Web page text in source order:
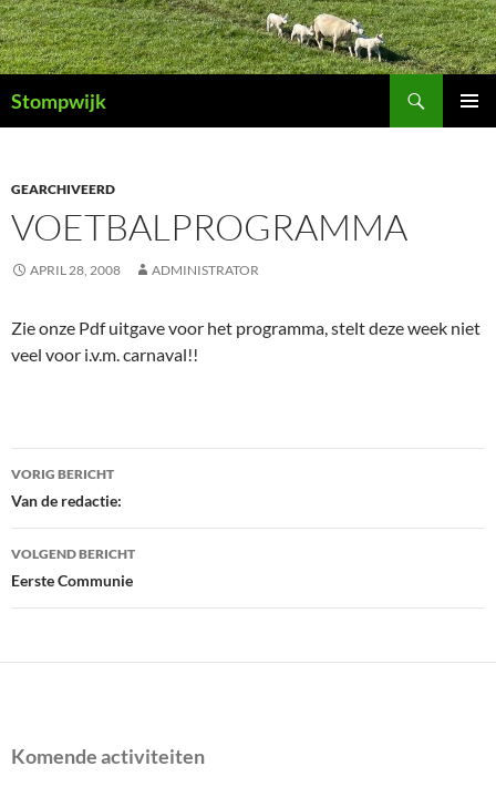
Ga
naar
de
inhoud
Stompwijk
GEARCHIVEERD
VOETBALPROGRAMMA
APRIL 28, 2008 ADMINISTRATOR
Zie onze Pdf uitgave voor het programma, stelt deze week niet
veel voor i.v.m. carnaval!!
Bericht
navigatie
VORIG BERICHT
Van de redactie:
VOLGEND BERICHT
Eerste Communie
Komende activiteiten